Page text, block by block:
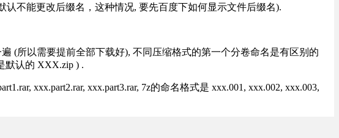
不能更改后缀名，这种情况, 要先百度下如何显示文件后缀名).
(所以需要提前全部下载好), 不同压缩格式的第一个分卷命名是有区别的
默认的 XXX.zip ) .
xxx.part2.rar, xxx.part3.rar, 7z的命名格式是 xxx.001, xxx.002, xxx.003,